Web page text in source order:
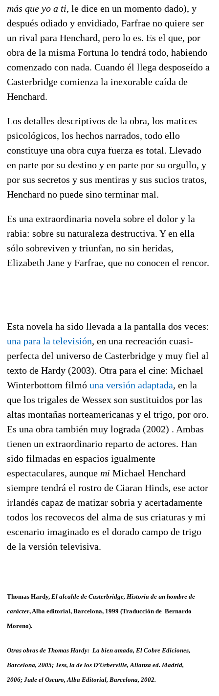
más que yo a ti, le dice en un momento dado), y
después odiado y envidiado, Farfrae no quiere ser
un rival para Henchard, pero lo es. Es el que, por
obra de la misma Fortuna lo tendrá todo, habiendo
comenzado con nada. Cuando él llega desposeído a
Casterbridge comienza la inexorable caída de
Henchard.
Los detalles descriptivos de la obra, los matices
psicológicos, los hechos narrados, todo ello
constituye una obra cuya fuerza es total. Llevado
en parte por su destino y en parte por su orgullo, y
por sus secretos y sus mentiras y sus sucios tratos,
Henchard no puede sino terminar mal.
Es una extraordinaria novela sobre el dolor y la
rabia: sobre su naturaleza destructiva. Y en ella
sólo sobreviven y triunfan, no sin heridas,
Elizabeth Jane y Farfrae, que no conocen el rencor.
Esta novela ha sido llevada a la pantalla dos veces:
una para la televisión, en una recreación cuasi-
perfecta del universo de Casterbridge y muy fiel al
texto de Hardy (2003). Otra para el cine: Michael
Winterbottom filmó una versión adaptada, en la
que los trigales de Wessex son sustituidos por las
altas montañas norteamericanas y el trigo, por oro.
Es una obra también muy lograda (2002) . Ambas
tienen un extraordinario reparto de actores. Han
sido filmadas en espacios igualmente
espectaculares, aunque mi Michael Henchard
siempre tendrá el rostro de Ciaran Hinds, ese actor
irlandés capaz de matizar sobria y acertadamente
todos los recovecos del alma de sus criaturas y mi
escenario imaginado es el dorado campo de trigo
de la versión televisiva.
Thomas Hardy, El alcalde de Casterbridge, Historia de un hombre de
carácter, Alba editorial, Barcelona, 1999 (Traducción de Bernardo
Moreno).
Otras obras de Thomas Hardy: La bien amada, El Cobre Ediciones,
Barcelona, 2005; Tess, la de los D’Urberville, Alianza ed. Madrid,
2006; Jude el Oscuro, Alba Editorial, Barcelona, 2002.